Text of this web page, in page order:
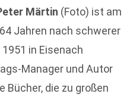
Märtin (Foto) ist am
Jahren nach schwerer
in Eisenach
Manager und Autor
die zu großen